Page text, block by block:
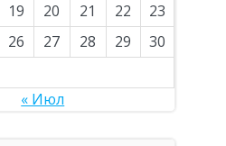
19 20 21 22
23
26 27 28 29
30
« Июл